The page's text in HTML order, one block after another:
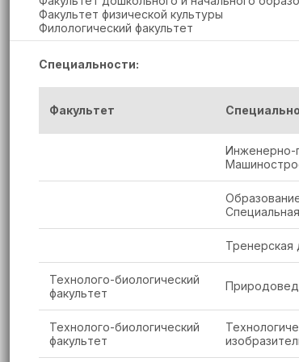
Факультет физической культуры
Филологический факультет
Специальности:
Факультет
Инженерно-
Тренерская
Технолого-биологический
факультет
Технолого-биологический
факультет